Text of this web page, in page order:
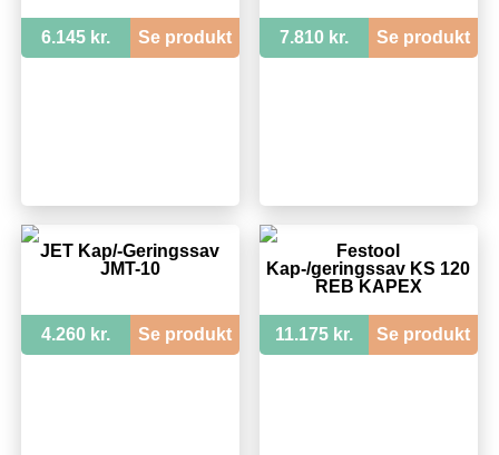
6.145 kr. Se produkt 7.810 kr. Se produkt
JET Kap/-Geringssav
JMT-10
4.260 kr. Se produkt
Festool
Kap-/geringssav KS 120
REB KAPEX
11.175 kr. Se produkt